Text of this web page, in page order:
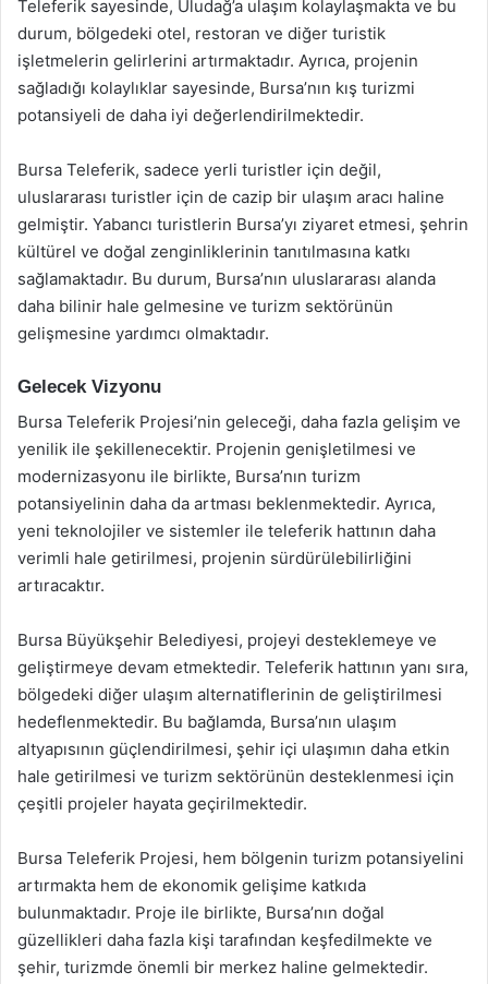
Teleferik sayesinde, Uludağ’a ulaşım kolaylaşmakta ve bu
durum, bölgedeki otel, restoran ve diğer turistik
işletmelerin gelirlerini artırmaktadır. Ayrıca, projenin
sağladığı kolaylıklar sayesinde, Bursa’nın kış turizmi
potansiyeli de daha iyi değerlendirilmektedir.
Bursa Teleferik, sadece yerli turistler için değil,
uluslararası turistler için de cazip bir ulaşım aracı haline
gelmiştir. Yabancı turistlerin Bursa’yı ziyaret etmesi, şehrin
kültürel ve doğal zenginliklerinin tanıtılmasına katkı
sağlamaktadır. Bu durum, Bursa’nın uluslararası alanda
daha bilinir hale gelmesine ve turizm sektörünün
gelişmesine yardımcı olmaktadır.
Gelecek Vizyonu
Bursa Teleferik Projesi’nin geleceği, daha fazla gelişim ve
yenilik ile şekillenecektir. Projenin genişletilmesi ve
modernizasyonu ile birlikte, Bursa’nın turizm
potansiyelinin daha da artması beklenmektedir. Ayrıca,
yeni teknolojiler ve sistemler ile teleferik hattının daha
verimli hale getirilmesi, projenin sürdürülebilirliğini
artıracaktır.
Bursa Büyükşehir Belediyesi, projeyi desteklemeye ve
geliştirmeye devam etmektedir. Teleferik hattının yanı sıra,
bölgedeki diğer ulaşım alternatiflerinin de geliştirilmesi
hedeflenmektedir. Bu bağlamda, Bursa’nın ulaşım
altyapısının güçlendirilmesi, şehir içi ulaşımın daha etkin
hale getirilmesi ve turizm sektörünün desteklenmesi için
çeşitli projeler hayata geçirilmektedir.
Bursa Teleferik Projesi, hem bölgenin turizm potansiyelini
artırmakta hem de ekonomik gelişime katkıda
bulunmaktadır. Proje ile birlikte, Bursa’nın doğal
güzellikleri daha fazla kişi tarafından keşfedilmekte ve
şehir, turizmde önemli bir merkez haline gelmektedir.